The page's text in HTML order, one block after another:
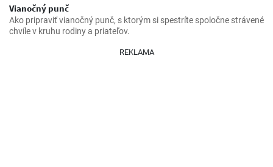
Vianočný punč
Ako pripraviť vianočný punč, s ktorým si spestríte spoločne strávené
chvíle v kruhu rodiny a priateľov.
REKLAMA